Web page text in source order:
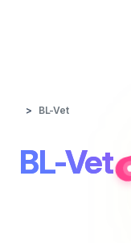
BL-Vet
BL-Vet